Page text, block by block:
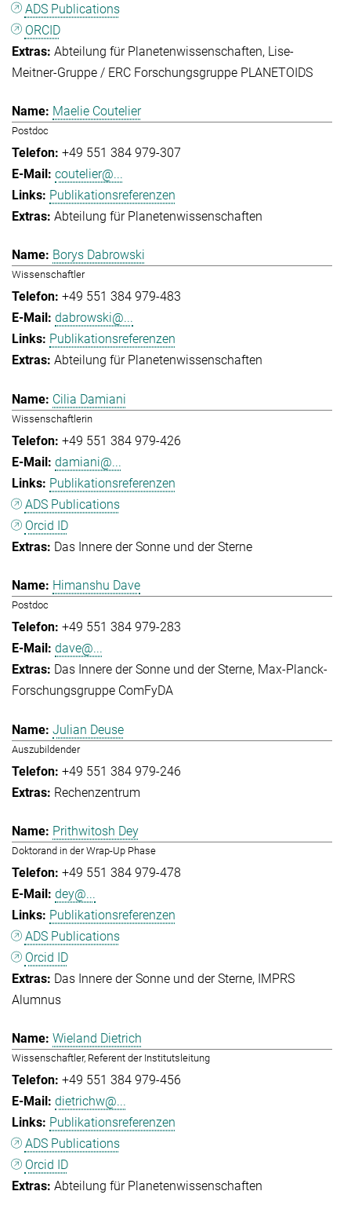
ADS Publications
ORCID
Abteilung für Planetenwissenschaften Lise-
Meitner-Gruppe / ERC Forschungsgruppe PLANETOIDS
Maelie Coutelier
Postdoc
+49 551 384 979-307
coutelier@...
Publikationsreferenzen
Abteilung für Planetenwissenschaften
Borys Dabrowski
Wissenschaftler
+49 551 384 979-483
dabrowski@...
Publikationsreferenzen
Abteilung für Planetenwissenschaften
Cilia Damiani
Wissenschaftlerin
+49 551 384 979-426
damiani@...
Publikationsreferenzen
ADS Publications
Orcid ID
Das Innere der Sonne und der Sterne
Himanshu Dave
Postdoc
+49 551 384 979-283
dave@...
Das Innere der Sonne und der Sterne Max-Planck-
Forschungsgruppe ComFyDA
Julian Deuse
Auszubildender
+49 551 384 979-246
Rechenzentrum
Prithwitosh Dey
Doktorand in der Wrap-Up Phase
+49 551 384 979-478
dey@...
Publikationsreferenzen
ADS Publications
Orcid ID
Das Innere der Sonne und der Sterne IMPRS
Alumnus
Wieland Dietrich
Wissenschaftler, Referent der Institutsleitung
+49 551 384 979-456
dietrichw@...
Publikationsreferenzen
ADS Publications
Orcid ID
Abteilung für Planetenwissenschaften